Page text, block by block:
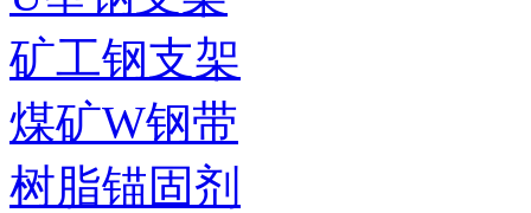
矿工钢支架
煤矿W钢带
树脂锚固剂